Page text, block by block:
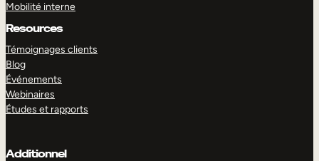
Mobilité interne
Resources
Témoignages clients
Blog
Événements
Webinaires
Études et rapports
Additionnel